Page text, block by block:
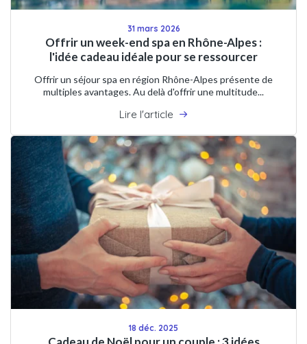
31 mars 2026
Offrir un week-end spa en Rhône-Alpes :
l'idée cadeau idéale pour se ressourcer
Offrir un séjour spa en région Rhône-Alpes présente de
multiples avantages. Au delà d'offrir une multitude...
Lire l'article
18 déc. 2025